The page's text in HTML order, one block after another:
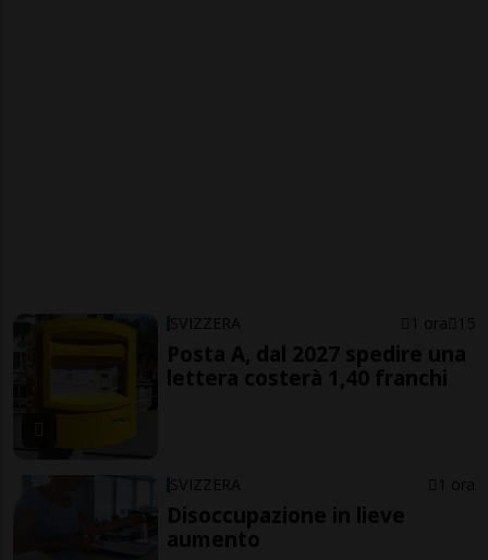
SVIZZERA 1 ora 15
Posta A, dal 2027 spedire una
lettera costerà 1,40 franchi
SVIZZERA 1 ora
Disoccupazione in lieve
aumento